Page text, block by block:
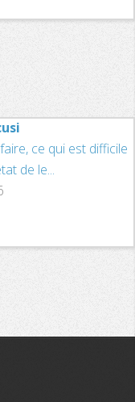
ce qui est difficile
de le...